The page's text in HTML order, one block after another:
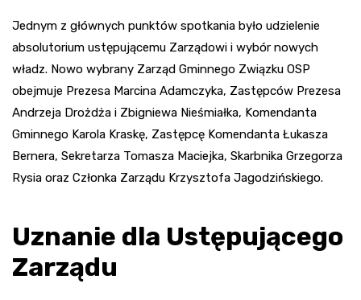
Jednym z głównych punktów spotkania było udzielenie
absolutorium ustępującemu Zarządowi i wybór nowych
władz. Nowo wybrany Zarząd Gminnego Związku OSP
obejmuje Prezesa Marcina Adamczyka, Zastępców Prezesa
Andrzeja Drożdża i Zbigniewa Nieśmiałka, Komendanta
Gminnego Karola Kraskę, Zastępcę Komendanta Łukasza
Bernera, Sekretarza Tomasza Maciejka, Skarbnika Grzegorza
Rysia oraz Członka Zarządu Krzysztofa Jagodzińskiego.
Uznanie dla Ustępującego
Zarządu